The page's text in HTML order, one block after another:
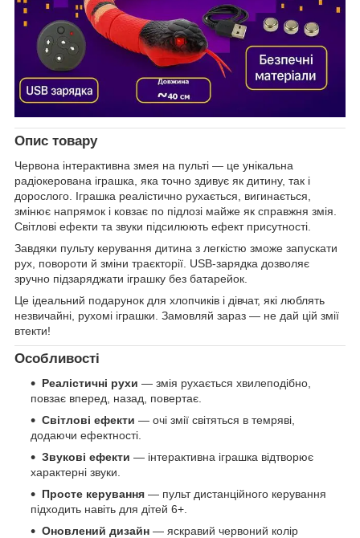
Опис товару
Червона інтерактивна змея на пульті — це унікальна
радіокерована іграшка, яка точно здивує як дитину, так і
дорослого. Іграшка реалістично рухається, вигинається,
змінює напрямок і ковзає по підлозі майже як справжня змія.
Світлові ефекти та звуки підсилюють ефект присутності.
Завдяки пульту керування дитина з легкістю зможе запускати
рух, повороти й зміни траєкторії. USB-зарядка дозволяє
зручно підзаряджати іграшку без батарейок.
Це ідеальний подарунок для хлопчиків і дівчат, які люблять
незвичайні, рухомі іграшки. Замовляй зараз — не дай цій змії
втекти!
Особливості
Реалістичні рухи — змія рухається хвилеподібно,
повзає вперед, назад, повертає.
Світлові ефекти — очі змії світяться в темряві,
додаючи ефектності.
Звукові ефекти — інтерактивна іграшка відтворює
характерні звуки.
Просте керування — пульт дистанційного керування
підходить навіть для дітей 6+.
Оновлений дизайн — яскравий червоний колір